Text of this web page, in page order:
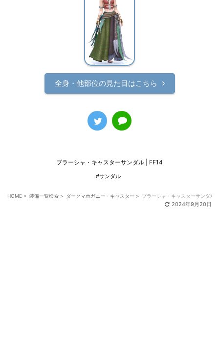
全身・他部位の見た目はこちら
ブラーシャ・キャスターサンダル | FF14
#サンダル
HOME > 装備一覧検索 > ダークマホガニー・キャスター > ブラーシャ・キャスターサンダル
2024年9月20日